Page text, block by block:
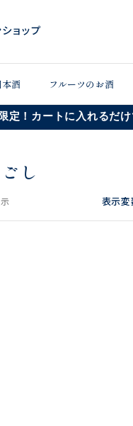
本酒 フルーツのお酒
定！カートに入れるだ
し
表示変